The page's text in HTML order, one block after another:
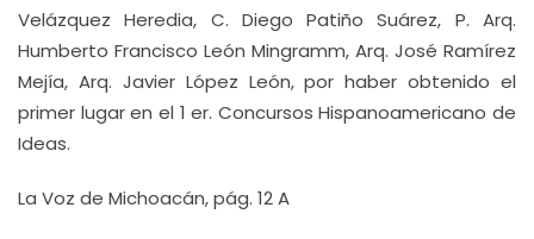
Velázquez Heredia, C. Diego Patiño Suárez, P. Arq.
Humberto Francisco León Mingramm, Arq. José Ramírez
Mejía, Arq. Javier López León, por haber obtenido el
primer lugar en el 1 er. Concursos Hispanoamericano de
Ideas.
La Voz de Michoacán, pág. 12 A